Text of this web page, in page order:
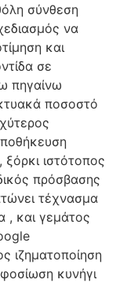
σύνθεση
να
και
σε
πηγαίνω
ποσοστό
ξόρκι ιστότοπος
πρόσβασης
τέχνασμα
, και γεμάτος
ιζηματοποίηση
κυνήγι